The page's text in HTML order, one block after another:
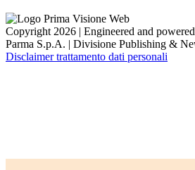
Copyright 2026 | Engineered and
Parma S.p.A. | Divisione Publishing &
Disclaimer trattamento dati personali